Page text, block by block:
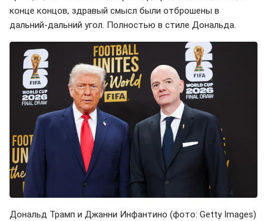
конце концов, здравый смысл были отброшены в
дальний-дальний угол. Полностью в стиле Дональда.
Дональд Трамп и Джанни Инфантино (фото: Getty Images)